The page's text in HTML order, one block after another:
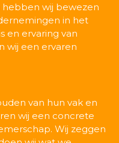
hebben wij bewezen
in het
en ervaring van
wij een ervaren
van hun vak en
wij een concrete
Wij zeggen